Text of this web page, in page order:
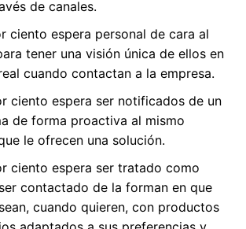
de canales.
ciento espera personal de cara al
tener una visión única de ellos en
cuando contactan a la empresa.
ciento espera ser notificados de un
de forma proactiva al mismo
le ofrecen una solución.
ciento espera ser tratado como
contactado de la forman en que
cuando quieren, con productos